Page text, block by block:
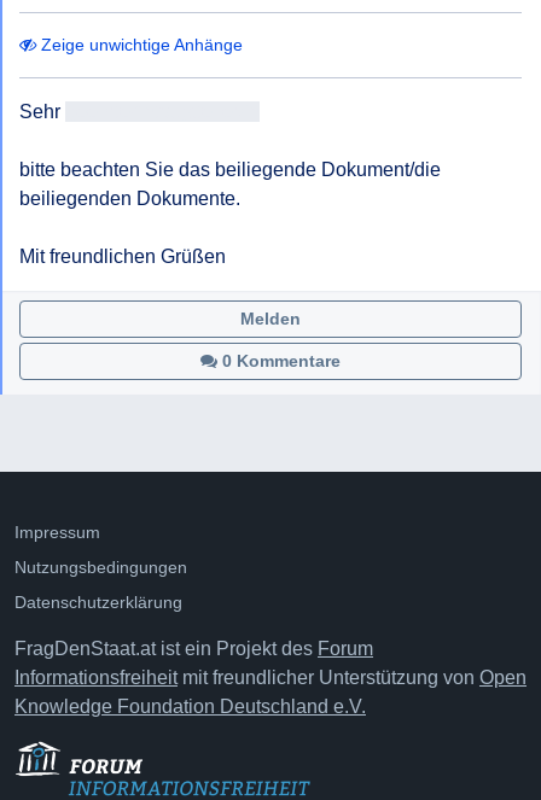
Zeige unwichtige Anhänge
Sehr
bitte beachten Sie das beiliegende Dokument/die
beiliegenden Dokumente.
Mit freundlichen Grüßen
0 Kommentare
Melden
Impressum
Nutzungsbedingungen
Datenschutzerklärung
FragDenStaat.at ist ein Projekt des Forum
Informationsfreiheitmit freundlicher Unterstützung von Open
Knowledge Foundation Deutschland e.V.